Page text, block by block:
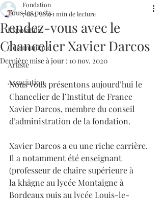
Tous les posts
Exposition
Communiqué
Artiste
Association
Rendez-vous avec le
Chancelier Xavier Darcos
Fondation
7 déc. 20191 min de lecture
Dernière mise à jour : 10 nov. 2020
Nous vous présentons aujourd’hui le
Chancelier de l’Institut de France
Xavier Darcos, membre du conseil
d’administration de la fondation.⁣
Xavier Darcos a eu une riche carrière.
Il a notamment été enseignant
(professeur de chaire supérieure à
la khâgne au lycée Montaigne à
Bordeaux puis au lycée Louis-le-